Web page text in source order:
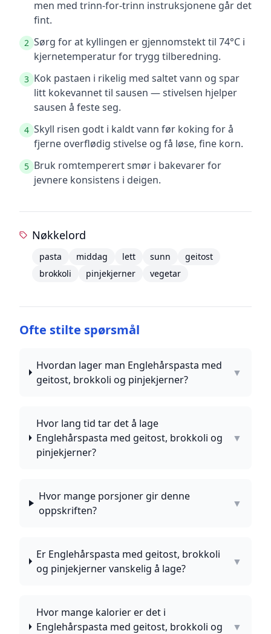
men med trinn-for-trinn instruksjonene går det
fint.
2 Sørg for at kyllingen er gjennomstekt til 74°C i
kjernetemperatur for trygg tilberedning.
3 Kok pastaen i rikelig med saltet vann og spar
litt kokevannet til sausen — stivelsen hjelper
sausen å feste seg.
4 Skyll risen godt i kaldt vann før koking for å
fjerne overflødig stivelse og få løse, fine korn.
5 Bruk romtemperert smør i bakevarer for
jevnere konsistens i deigen.
Nøkkelord
pasta middag lett sunn
geitost
brokkoli
pinjekjerner vegetar
Ofte stilte spørsmål
Hvordan lager man Englehårspasta med
geitost, brokkoli og pinjekjerner?
▼
Hvor lang tid tar det å lage
Englehårspasta med geitost, brokkoli og
pinjekjerner?
▼
Hvor mange porsjoner gir denne
oppskriften?
▼
Er Englehårspasta med geitost, brokkoli
og pinjekjerner vanskelig å lage?
▼
Hvor mange kalorier er det i
Englehårspasta med geitost, brokkoli og
▼